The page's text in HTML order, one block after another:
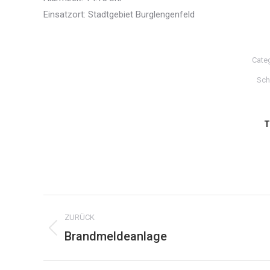
Einsatzort: Stadtgebiet Burglengenfeld
Kommentarnavigation
ZURÜCK
Vorheriger
Brandmeldeanlage